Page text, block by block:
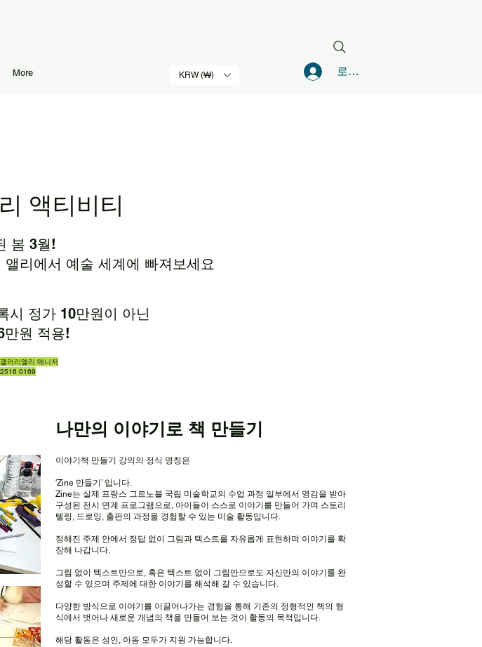
More 로그인
KRW (₩)
액티비티
봄 3월!
리에서 예술 세계에 빠져보세요
시 정가 10만원이 아닌
만원 적용!
러리앨리 매니저
0169
나만의 이야기로 책 만들기
이야기책 만들기 강의의 정식 명칭은
'Zine 만들기’ 입니다.
Zine는 실제 프랑스 그르노블 국립 미술학교의 수업 과정 일부에서 영감을 받아
구성된 전시 연계 프로그램으로, 아이들이 스스로 이야기를 만들어 가며 스토리
텔링, 드로잉, 출판의 과정을 경험할 수 있는 미술 활동입니다.
정해진 주제 안에서 정답 없이 그림과 텍스트를 자유롭게 표현하며 이야기를 확
장해 나갑니다.
그림 없이 텍스트만으로, 혹은 텍스트 없이 그림만으로도 자신만의 이야기를 완
성할 수 있으며 주제에 대한 이야기를 해석해 갈 수 있습니다.
다양한 방식으로 이야기를 이끌어나가는 경험을 통해 기존의 정형적인 책의 형
식에서 벗어나 새로운 개념의 책을 만들어 보는 것이 활동의 목적입니다.
​해당 활동은 성인, 아동 모두가 지원 가능합니다.